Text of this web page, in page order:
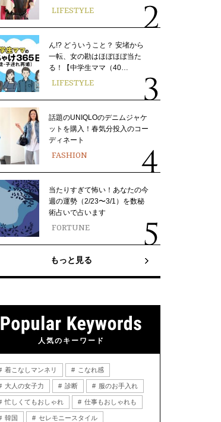
LIFESTYLE
ん!? どういうこと？ 安堵から
一転、女の勘はほぼほぼ当た
る！【中学生ママ（40…
LIFESTYLE
話題のUNIQLOのデニムジャケ
ットを購入！春気分投入のコー
ディネート
FASHION
当たりすぎて怖い！あなたの今
週の運勢（2/23〜3/1）を数秘
術占いで占います
FORTUNE
もっと見る
人気のキーワード
着こなしマンネリ こなれ感
大人の女子力 診断 服のお手入れ
忙しくてもおしゃれ 仕事もおしゃれも
韓国 セレモニースタイル